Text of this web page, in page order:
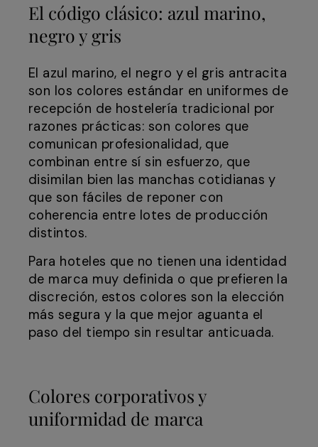
El código clásico: azul marino,
negro y gris
El azul marino, el negro y el gris antracita
son los colores estándar en uniformes de
recepción de hostelería tradicional por
razones prácticas: son colores que
comunican profesionalidad, que
combinan entre sí sin esfuerzo, que
disimilan bien las manchas cotidianas y
que son fáciles de reponer con
coherencia entre lotes de producción
distintos.
Para hoteles que no tienen una identidad
de marca muy definida o que prefieren la
discreción, estos colores son la elección
más segura y la que mejor aguanta el
paso del tiempo sin resultar anticuada.
Colores corporativos y
uniformidad de marca